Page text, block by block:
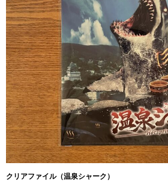
クリアファイル（温泉シャーク）